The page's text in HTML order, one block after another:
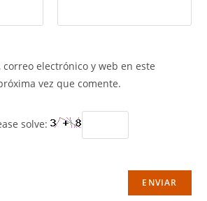
electrónico y web en este
vez que comente.
solve: